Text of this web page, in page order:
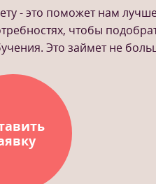
- это поможет нам
чтобы
Это займет не